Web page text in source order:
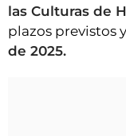
las Culturas de
plazos previstos
de 2025.